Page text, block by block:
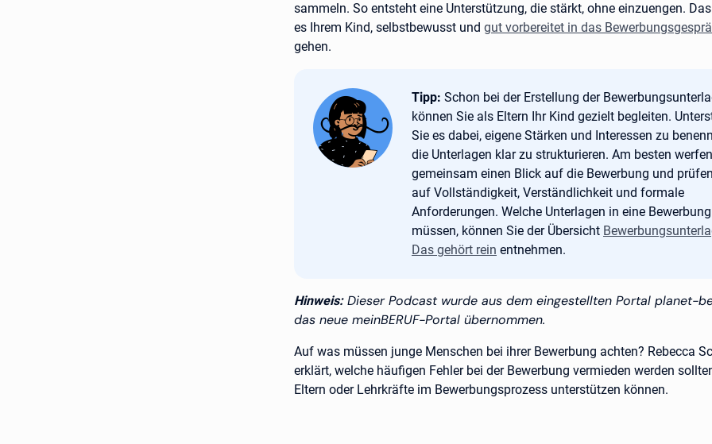
sammeln. So entsteht eine Unterstützung, die stärkt, ohne einzuengen.
es Ihrem Kind, selbstbewusst und gut vorbereitet in das
gehen.
Tipp:
Tipp: Schon bei der Erstellung der
können Sie als Eltern Ihr Kind gezielt begleiten.
Sie es dabei, eigene Stärken und Interessen zu
die Unterlagen klar zu strukturieren. Am besten
gemeinsam einen Blick auf die Bewerbung und
auf Vollständigkeit, Verständlichkeit und formale
Anforderungen. Welche Unterlagen in eine Bewerbung
müssen, können Sie der Übersicht
Das gehört rein entnehmen.
Hinweis:Dieser Podcast wurde aus dem eingestellten Portal planet-
das neue meinBERUF-Portal übernommen.
Auf was müssen junge Menschen bei ihrer Bewerbung achten? Rebecca
erklärt, welche häufigen Fehler bei der Bewerbung vermieden werden
Eltern oder Lehrkräfte im Bewerbungsprozess unterstützen können.